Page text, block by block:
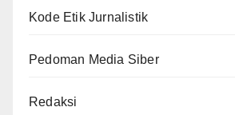
Kode Etik Jurnalistik
Pedoman Media Siber
Redaksi